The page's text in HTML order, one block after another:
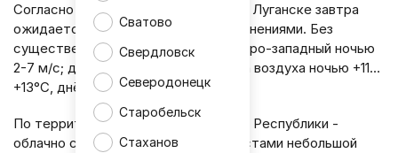
Сватово
Свердловск
Северодонецк
Старобельск
Стаханов
Согласно информации синоптиков, в Луганске завтра
ожидается облачная погода с прояснениями. Без
существенных осадков. Ветер северо-западный ночью
2-7 м/с; днём 8-13 м/с. Температура воздуха ночью +11…
+13°С, днём +25…+27°С.
По территории Луганской Народной Республики -
облачно с прояснениями. Ночью местами небольшой